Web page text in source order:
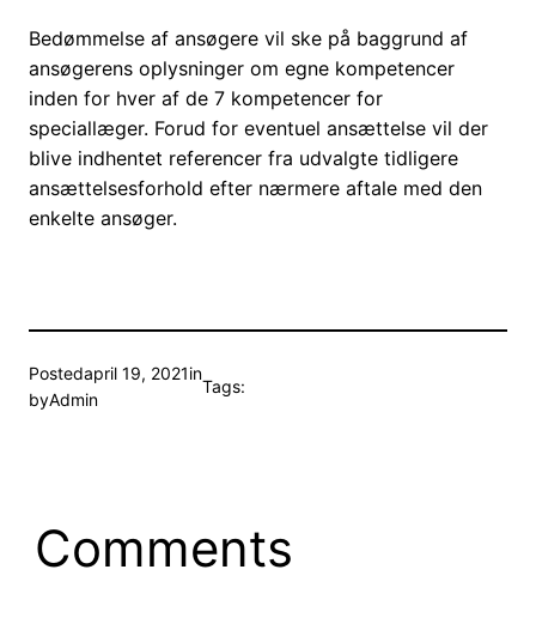
Bedømmelse af ansøgere vil ske på baggrund af
ansøgerens oplysninger om egne kompetencer
inden for hver af de 7 kompetencer for
speciallæger. Forud for eventuel ansættelse vil der
blive indhentet referencer fra udvalgte tidligere
ansættelsesforhold efter nærmere aftale med den
enkelte ansøger.
Postedapril 19, 2021in
byAdmin
Tags:
Comments